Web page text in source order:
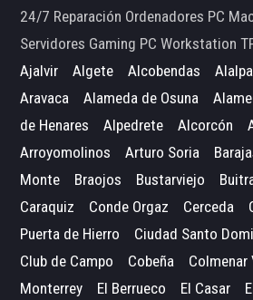
24/7 Reparación Ordenadores PC
Servidores Gaming PC Workstation
Ajalvir
Algete Alcobendas
Aravaca
Alameda de Osuna
de Henares
Alpedrete Alcorcón
Arroyomolinos
Arturo Soria
Monte
Braojos Bustarviejo
Caraquiz
Conde Orgaz Cerceda
Puerta de Hierro
Ciudad Santo
Club de Campo
Cobeña Colmenar
Monterrey
El Berrueco El Casar